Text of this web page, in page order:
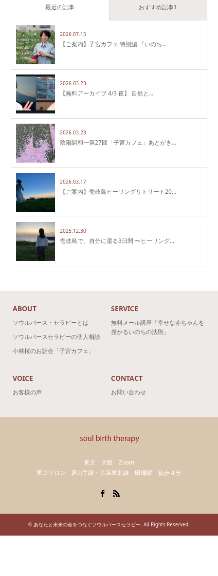
最近の記事 おすすめ記事1
2026.07.15
【ご案内】子宮カフェ 特別編 「いのち…
2026.03.23
【無料アーカイブ 4/3 夜】 自然と…
2026.03.23
陰陽調和〜第27回「子宮カフェ」あとがき…
2026.03.17
【ご案内】壱岐島ヒーリングリトリート20…
2025.12.30
壱岐島で、自分に還る3日間 〜ヒーリング…
ABOUT
ソウルバース・セラピーとは
ソウルバースセラピーの個人相談
小林桜のお話会「子宮カフェ」
SERVICE
無料メール講座「幸せな赤ちゃんを
授かるいのちの法則」
VOICE
お客様の声
CONTACT
お問い合わせ
東京 大阪 Zoom
東京サロン JR山手線・京浜東北線 田端駅 徒歩４分
© あなたと未来の命をつなぐソウルバースセラピー. All Rights Reserved.